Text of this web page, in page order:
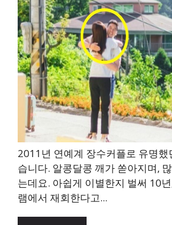
2011년 연예계 장수커플로 유명했
습니다. 알콩달콩 깨가 쏟아지며,
는데요. 아쉽게 이별한지 벌써 10
램에서 재회한다고...